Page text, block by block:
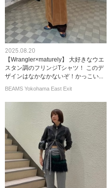
2025.08.20
【Wrangler×maturely】 大好きなウエ
スタン調のフリンジTシャツ！ このデ
ザインはなかなかないぞ！かっこい...
BEAMS Yokohama East Exit